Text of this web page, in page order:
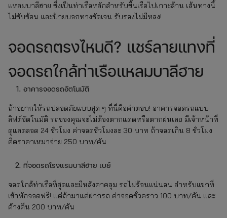
แหลมบาลีฮาย ซึ่งเป็นท่าเรือหลักสำหรับขึ้นเรือไปเกาะล้าน เส้นทางนี้
ไม่ซับซ้อน และป้ายบอกทางชัดเจน รับรองไม่มีหลง!
จอดรถตรงไหนดี? แชร์ลายแทงที่
จอดรถใกล้ท่าเรือแหลมบาลีฮาย
อาคารจอดรถอัตโนมัติ
ถ้าอยากให้รถปลอดภัยแบบสุด ๆ ที่นี่คือคำตอบ! อาคารจอดรถแบบ
ลิฟต์อัตโนมัติ รถของคุณจะไม่ต้องตากแดดหรือตากฝนเลย มีเจ้าหน้าที่
ดูแลตลอด 24 ชั่วโมง ค่าจอดชั่วโมงละ 30 บาท ถ้าจอดเกิน 8 ชั่วโมง
คิดราคาเหมาจ่าย 250 บาท/คัน
ที่จอดรถโรงแรมบาลีฮาย เบย์
จอดใกล้ท่าเรือที่สุดและมีหลังคาคลุม รถไม่ร้อนแน่นอน สำหรับแขกที่
เข้าพักจอดฟรี! แต่ถ้ามาแค่ฝากรถ ค่าจอดชั่วคราว 100 บาท/คัน และ
ค้างคืน 200 บาท/คัน